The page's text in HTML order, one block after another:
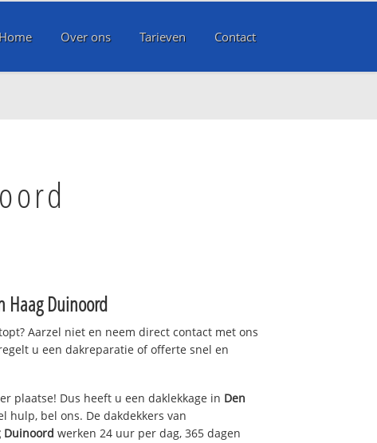
Home Over ons Tarieven Contact
Haag Duinoord
Aarzel niet en neem direct contact met ons
u een dakreparatie of offerte snel en
plaatse! Dus heeft u een daklekkage in Den
hulp, bel ons. De dakdekkers van
Duinoord werken 24 uur per dag, 365 dagen